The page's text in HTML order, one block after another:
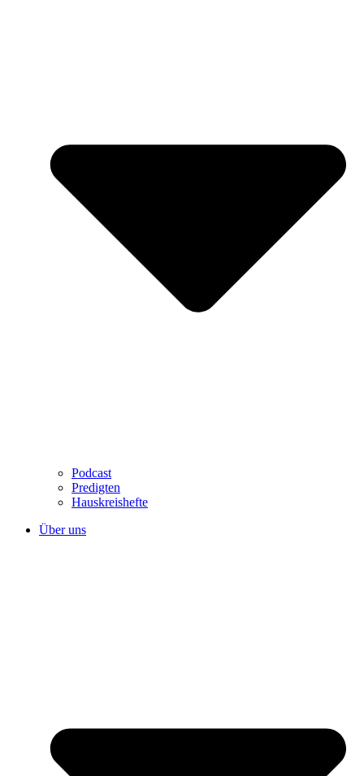
Podcast
Predigten
Hauskreishefte
Über uns